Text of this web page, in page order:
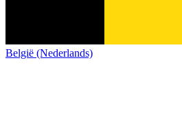
België (Nederlands)